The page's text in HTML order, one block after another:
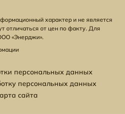
характер и не является
отличаться от цен по факту. Для
«Энерджи».
персональных данных
персональных данных
сайта